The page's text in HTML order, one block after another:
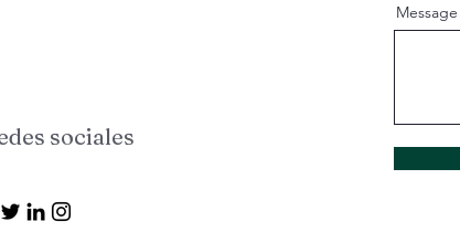
sociales
Message